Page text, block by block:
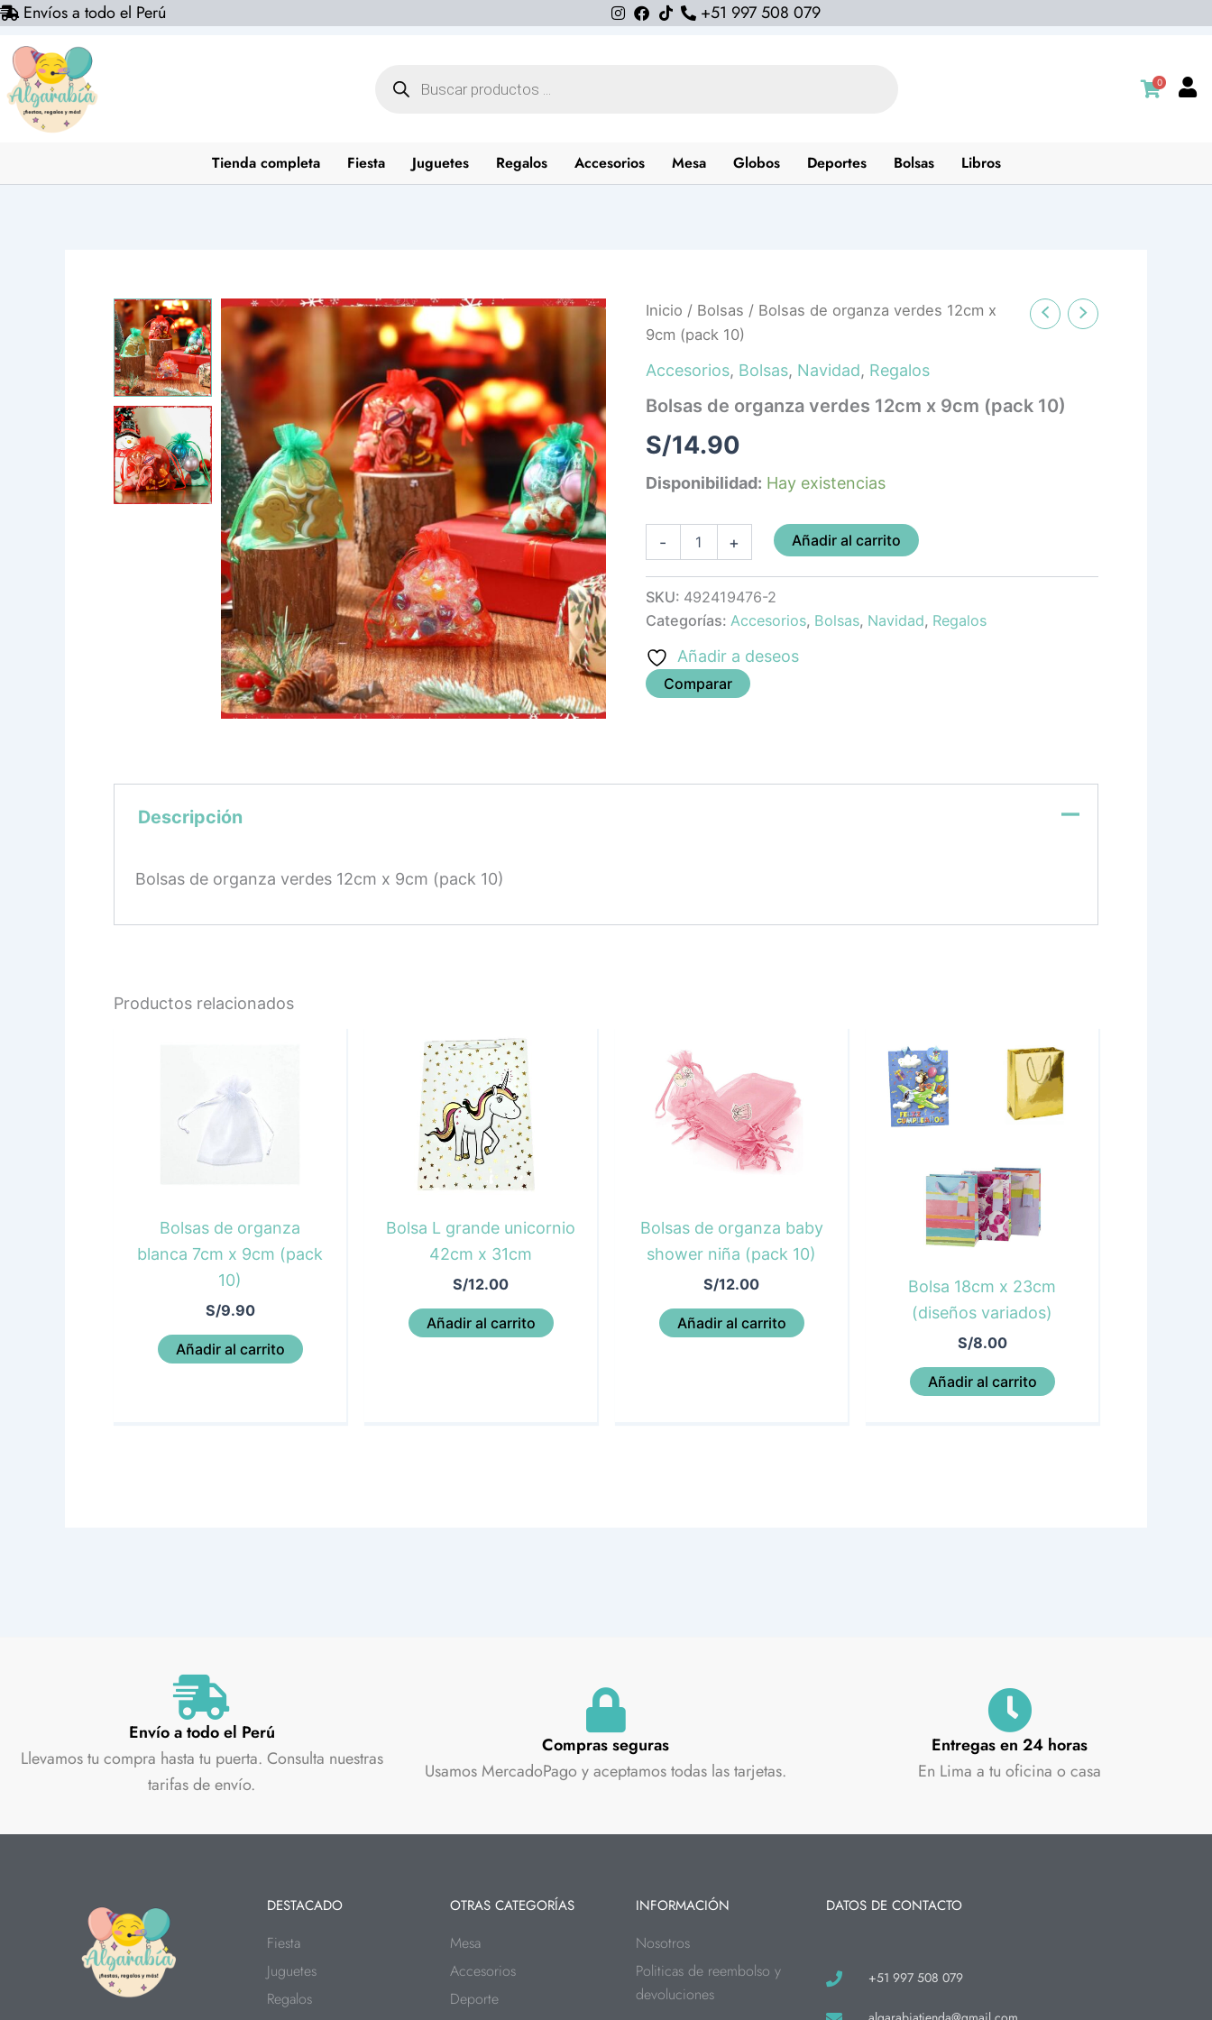
Ir
contenido
Envíos a todo el Perú +51 997 508 079
productos
0
Tienda completa Fiesta Juguetes Regalos Accesorios Mesa Globos Deportes Bolsas Libros
Inicio / Bolsas / Bolsas de organza verdes 12cm x
9cm (pack 10)
Accesorios, Bolsas, Navidad, Regalos
Bolsas de organza verdes 12cm x 9cm (pack 10)
S/14.90
Disponibilidad: Hay existencias
-
Bolsas
organza
12cm
x
9cm
(pack
10)
+ Añadir al carrito
SKU: 492419476-2
Categorías: Accesorios, Bolsas, Navidad, Regalos
Añadir a deseos
Comparar
Descripción
Bolsas de organza verdes 12cm x 9cm (pack 10)
Productos relacionados
Bolsas de organza
blanca 7cm x 9cm (pack
10)
S/9.90
Añadir al carrito
Bolsa L grande unicornio
42cm x 31cm
S/12.00
Añadir al carrito
Bolsas de organza baby
shower niña (pack 10)
S/12.00
Añadir al carrito
Bolsa 18cm x 23cm
(diseños variados)
S/8.00
Añadir al carrito
Envío a todo el Perú
Llevamos tu compra hasta tu puerta. Consulta nuestras
tarifas de envío.
Compras seguras
Usamos MercadoPago y aceptamos todas las tarjetas.
Entregas en 24 horas
En Lima a tu oficina o casa
DESTACADO
Fiesta
Juguetes
Regalos
OTRAS CATEGORÍAS
Mesa
Accesorios
Deporte
INFORMACIÓN
Nosotros
Politicas de reembolso y
devoluciones
DATOS DE CONTACTO
+51 997 508 079